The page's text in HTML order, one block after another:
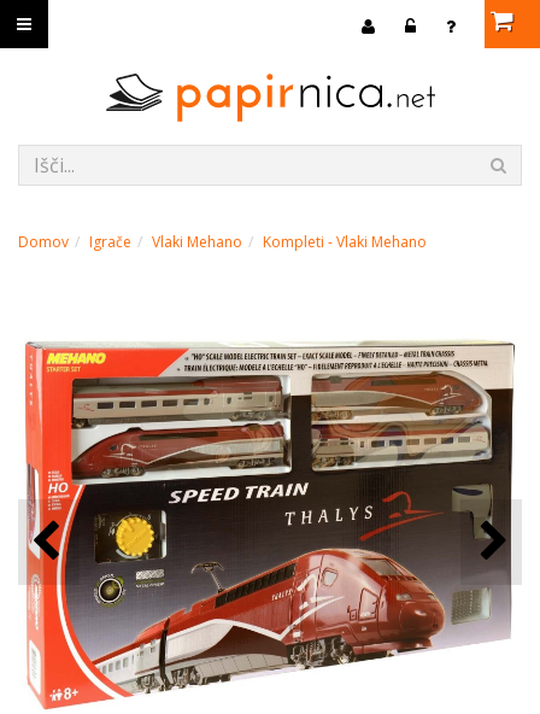
Domov Igrače Vlaki Mehano Kompleti - Vlaki Mehano